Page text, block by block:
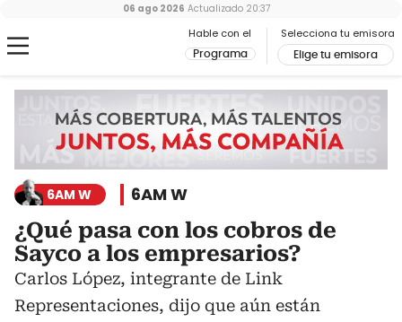
Hable con el
Programa
Selecciona tu emisora
Elige tu emisora
06 ago 2026 Actualizado 20:37
6AM W 6AM W
¿Qué pasa con los cobros de
Sayco a los empresarios?
Carlos López, integrante de Link
Representaciones, dijo que aún están